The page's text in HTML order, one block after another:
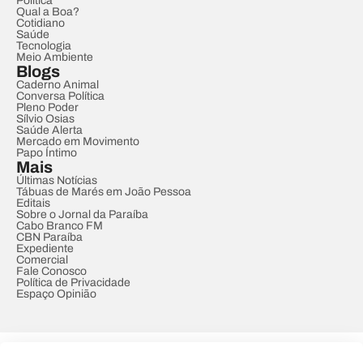
Qual a Boa?
Cotidiano
Saúde
Tecnologia
Meio Ambiente
Blogs
Caderno Animal
Conversa Política
Pleno Poder
Sílvio Osias
Saúde Alerta
Mercado em Movimento
Papo Íntimo
Mais
Últimas Notícias
Tábuas de Marés em João Pessoa
Editais
Sobre o Jornal da Paraíba
Cabo Branco FM
CBN Paraíba
Expediente
Comercial
Fale Conosco
Política de Privacidade
Espaço Opinião